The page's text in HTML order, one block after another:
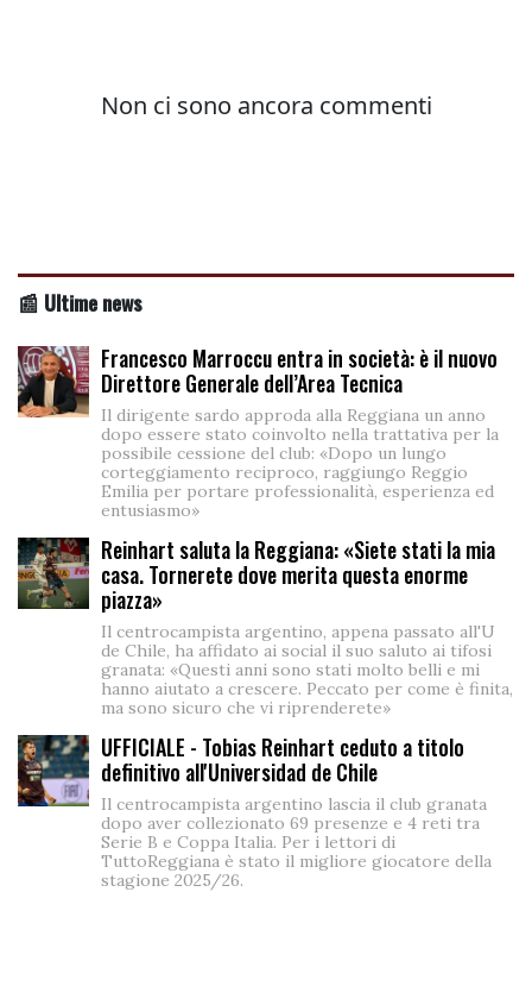
📰 Ultime news
Francesco Marroccu entra in società: è il nuovo
Direttore Generale dell’Area Tecnica
Il dirigente sardo approda alla Reggiana un anno
dopo essere stato coinvolto nella trattativa per la
possibile cessione del club: «Dopo un lungo
corteggiamento reciproco, raggiungo Reggio
Emilia per portare professionalità, esperienza ed
entusiasmo»
Reinhart saluta la Reggiana: «Siete stati la mia
casa. Tornerete dove merita questa enorme
piazza»
Il centrocampista argentino, appena passato all'U
de Chile, ha affidato ai social il suo saluto ai tifosi
granata: «Questi anni sono stati molto belli e mi
hanno aiutato a crescere. Peccato per come è finita,
ma sono sicuro che vi riprenderete»
UFFICIALE - Tobias Reinhart ceduto a titolo
definitivo all'Universidad de Chile
Il centrocampista argentino lascia il club granata
dopo aver collezionato 69 presenze e 4 reti tra
Serie B e Coppa Italia. Per i lettori di
TuttoReggiana è stato il migliore giocatore della
stagione 2025/26.